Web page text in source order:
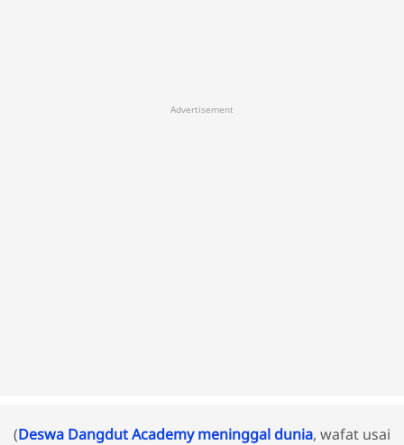
Advertisement
(Deswa Dangdut Academy meninggal dunia, wafat usai